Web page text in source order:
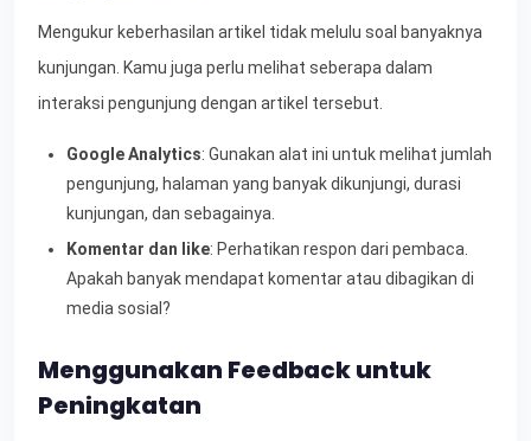
Mengukur keberhasilan artikel tidak melulu soal banyaknya
kunjungan. Kamu juga perlu melihat seberapa dalam
interaksi pengunjung dengan artikel tersebut.
Google Analytics: Gunakan alat ini untuk melihat jumlah
pengunjung, halaman yang banyak dikunjungi, durasi
kunjungan, dan sebagainya.
Komentar dan like: Perhatikan respon dari pembaca.
Apakah banyak mendapat komentar atau dibagikan di
media sosial?
Menggunakan Feedback untuk
Peningkatan